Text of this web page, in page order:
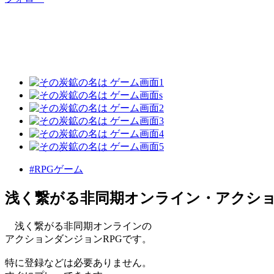
#RPGゲーム
浅く繋がる非同期オンライン・アクシ
浅く繋がる非同期オンラインの
アクションダンジョンRPGです。
特に登録などは必要ありません。